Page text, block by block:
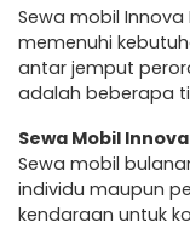
Sewa mobil
memenuhi
antar jemput
adalah beberapa
Sewa Mobil
Sewa mobil
individu maupun
kendaraan untuk